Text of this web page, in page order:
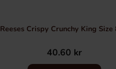
Reeses Crispy Crunchy King Size
40.60 kr